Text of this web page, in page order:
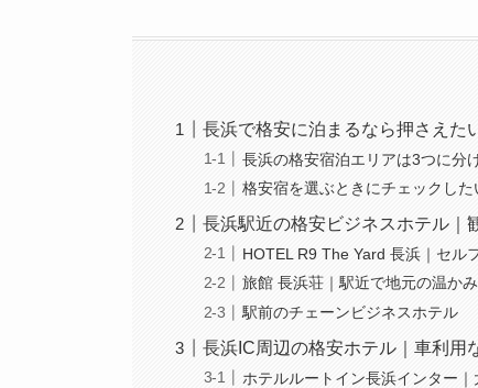
長浜で格安に泊まるなら押さえた
長浜の格安宿泊エリアは3つに分
格安宿を選ぶときにチェックした
長浜駅近の格安ビジネスホテル｜
HOTEL R9 The Yard 長浜｜セル
旅館 長浜荘｜駅近で地元の温か
駅前のチェーンビジネスホテル
長浜IC周辺の格安ホテル｜車利用
ホテルルートイン長浜インター